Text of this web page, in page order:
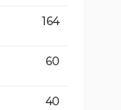
164
60
40